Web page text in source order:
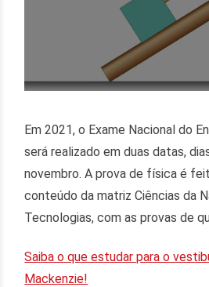
Em 2021, o Exame Nacional do
será realizado em duas datas,
novembro. A prova de física é
conteúdo da matriz Ciências da
Tecnologias, com as provas de
Saiba o que estudar para o
Mackenzie!